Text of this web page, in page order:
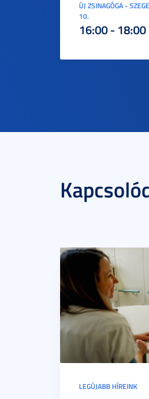
ÚJ ZSINAGÓGA -
10.
16:00 - 18:00
LEGÚJABB HÍREINK